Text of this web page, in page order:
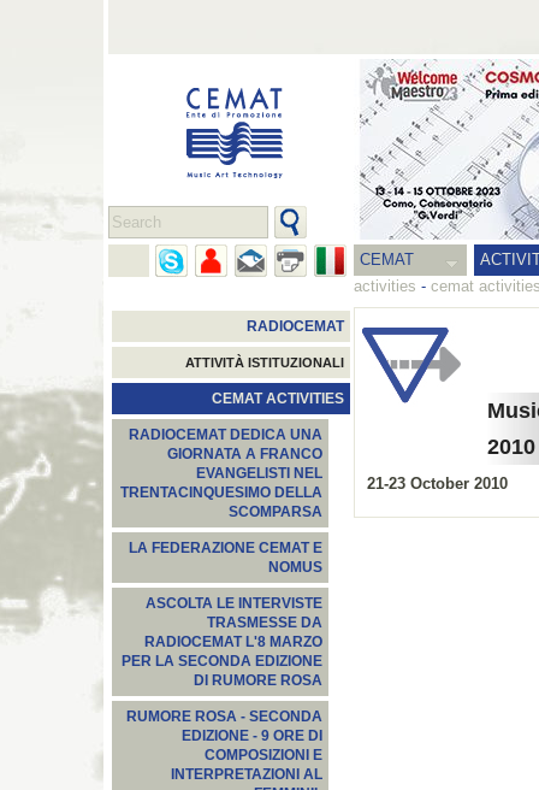
CEMAT
activities - cemat
RADIOCEMAT
ATTIVITÀ ISTITUZIONALI
CEMAT ACTIVITIES
RADIOCEMAT DEDICA UNA
GIORNATA A FRANCO
EVANGELISTI NEL
TRENTACINQUESIMO DELLA
SCOMPARSA
LA FEDERAZIONE CEMAT E
NOMUS
ASCOLTA LE INTERVISTE
TRASMESSE DA
RADIOCEMAT L'8 MARZO
PER LA SECONDA EDIZIONE
DI RUMORE ROSA
RUMORE ROSA - SECONDA
EDIZIONE - 9 ORE DI
COMPOSIZIONI E
INTERPRETAZIONI AL
2010
21-23 October 2010